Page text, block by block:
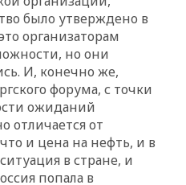
было утверждено в
организаторам
но они
И, конечно же,
форума, с точки
ожиданий
отличается от
и цена на нефть, и в
в стране, и
попала в